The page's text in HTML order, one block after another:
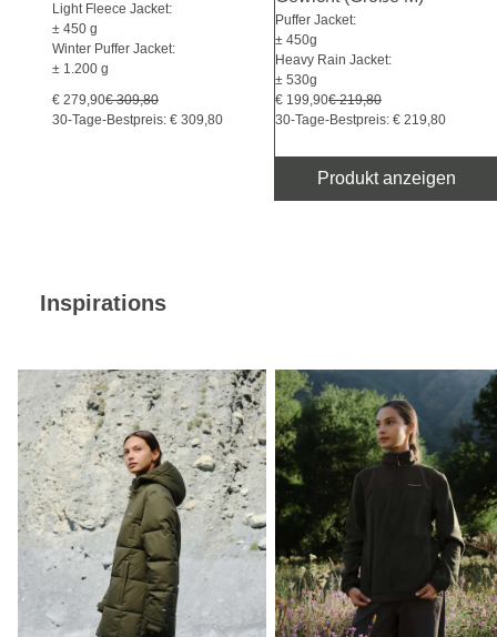
Light Fleece Jacket:
± 450 g
Winter Puffer Jacket:
± 1.200 g
€ 279,90€ 309,80
30-Tage-Bestpreis: € 309,80
Puffer Jacket:
± 450g
Heavy Rain Jacket:
± 530g
€ 199,90€ 219,80
30-Tage-Bestpreis: € 219,80
Produkt anzeigen
Inspirations